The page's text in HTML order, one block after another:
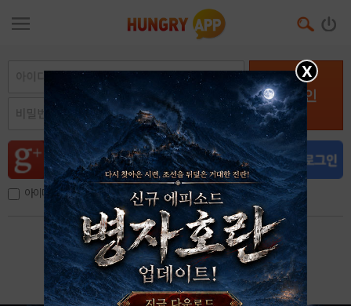
로그인
아이디, 이메일 저장
아이디 / 비밀번호 찾기 회원가입
X